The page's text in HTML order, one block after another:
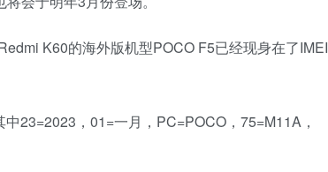
K60的海外版机型POCO F5已经现身在了IMEI
23=2023，01=一月，PC=POCO，75=M11A，